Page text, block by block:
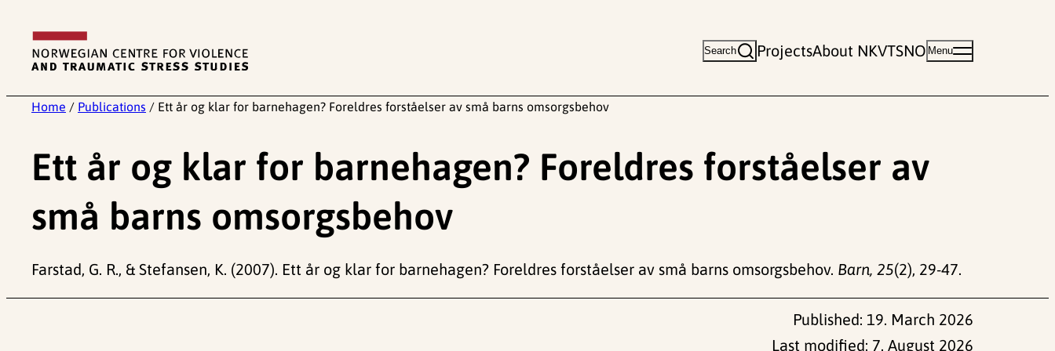
content
Search ProjectsAbout NKVTSNO Menu
Home / Publications / Ett år og klar for barnehagen? Foreldres forståelser av små barns omsorgsbehov
Ett år og klar for barnehagen? Foreldres forståelser av
små barns omsorgsbehov
Farstad, G. R., & Stefansen, K. (2007). Ett år og klar for barnehagen? Foreldres forståelser av små barns omsorgsbehov. Barn, 25(2), 29-47.
Published: 19. March 2026
Last modified: 7. August 2026